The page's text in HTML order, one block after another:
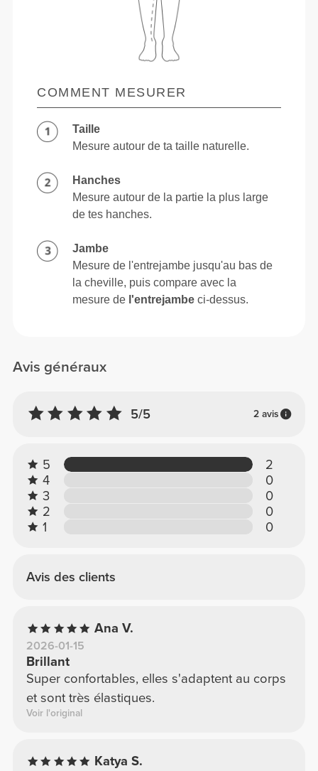
Avis généraux
5/5 2 avis
5
2
4
0
3
0
2
0
1
0
Avis des clients
Ana V.
2026-01-15
Brillant
Super confortables, elles s'adaptent au corps
et sont très élastiques.
Voir l'original
Katya S.
COMMENT MESURER
Taille
Mesure autour de ta taille naturelle.
Hanches
Mesure autour de la partie la plus large
de tes hanches.
Jambe
Mesure de l'entrejambe jusqu'au bas de
la cheville, puis compare avec la
mesure de l'entrejambe ci-dessus.